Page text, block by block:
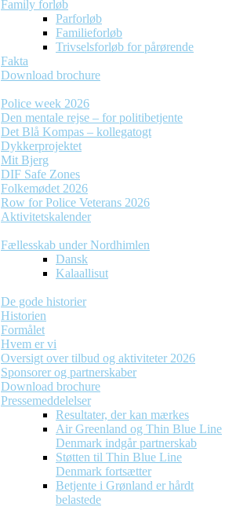
Family forløb
Parforløb
Familieforløb
Trivselsforløb for pårørende
Fakta
Download brochure
Police week 2026
Den mentale rejse – for politibetjente
Det Blå Kompas – kollegatogt
Dykkerprojektet
Mit Bjerg
DIF Safe Zones
Folkemødet 2026
Row for Police Veterans 2026
Aktivitetskalender
Fællesskab under Nordhimlen
Dansk
Kalaallisut
De gode historier
Historien
Formålet
Hvem er vi
Oversigt over tilbud og aktiviteter 2026
Sponsorer og partnerskaber
Download brochure
Pressemeddelelser
Resultater, der kan mærkes
Air Greenland og Thin Blue Line
Denmark indgår partnerskab
Støtten til Thin Blue Line
Denmark fortsætter
Betjente i Grønland er hårdt
belastede